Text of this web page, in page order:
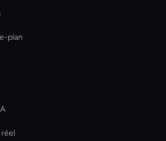
plan